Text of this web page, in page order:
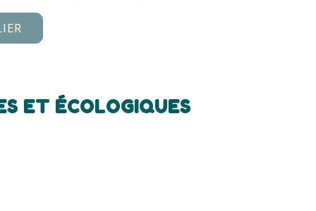
ET ÉCOLOGIQUES